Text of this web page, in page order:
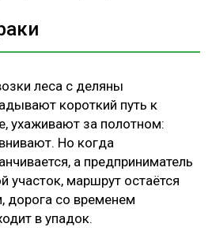
леса с деляны
короткий путь к
ухаживают за полотном:
Но когда
а предприниматель
участок, маршрут остаётся
дорога со временем
в упадок.